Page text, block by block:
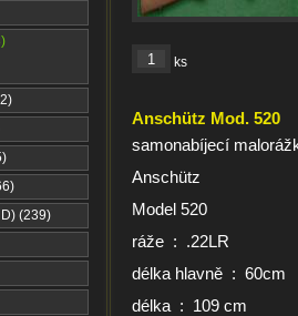
(239)
ks
Anschütz Mod. 520
samonabíjecí
Anschütz
Model 520
ráže : .22LR
délka hlavně : 60cm
délka : 109 cm